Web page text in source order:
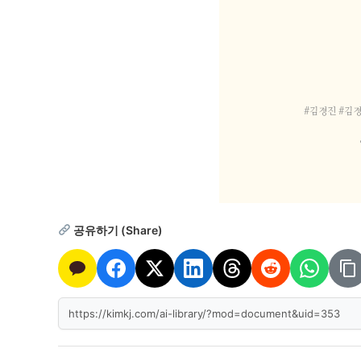
#김경진 #김
공유하기 (Share)